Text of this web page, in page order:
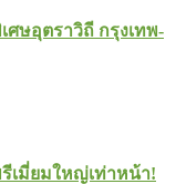
ศษอุตราวิถี กรุงเทพ-
รีเมี่ยมใหญ่เท่าหน้า!